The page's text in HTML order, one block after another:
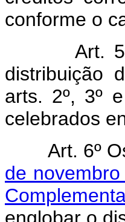
conforme o
Art. 5º
distribuição
arts. 2º, 3º
celebrados
Art. 6º
de